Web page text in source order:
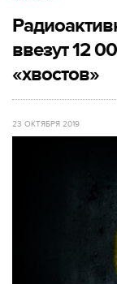
ввезут 12
«хвостов»
23 ОКТЯБРЯ 2019